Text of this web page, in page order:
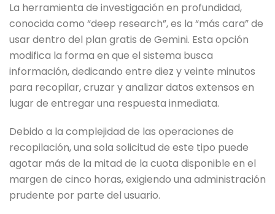
La herramienta de investigación en profundidad,
conocida como “deep research”, es la “más cara” de
usar dentro del plan gratis de Gemini. Esta opción
modifica la forma en que el sistema busca
información, dedicando entre diez y veinte minutos
para recopilar, cruzar y analizar datos extensos en
lugar de entregar una respuesta inmediata.
Debido a la complejidad de las operaciones de
recopilación, una sola solicitud de este tipo puede
agotar más de la mitad de la cuota disponible en el
margen de cinco horas, exigiendo una administración
prudente por parte del usuario.